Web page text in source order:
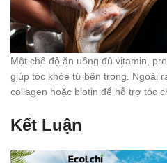
Một chế độ ăn uống đủ vitamin,
giúp tóc khỏe từ bên trong. Ngoài
collagen hoặc biotin để hỗ trợ tóc
Kết Luận